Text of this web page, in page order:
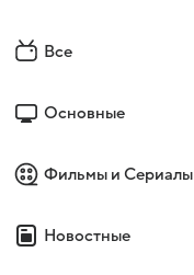
Все
Основные
Фильмы и Сериалы
Новостные